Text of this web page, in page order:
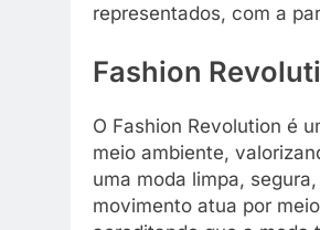
representados, com a
Fashion
O Fashion Revolution é
meio ambiente,
uma moda limpa,
movimento atua por